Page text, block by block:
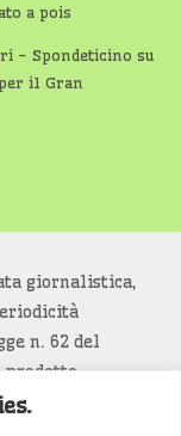
a pois
- Spondeticino su
il Gran
giornalistica,
n. 62 del
prodotto